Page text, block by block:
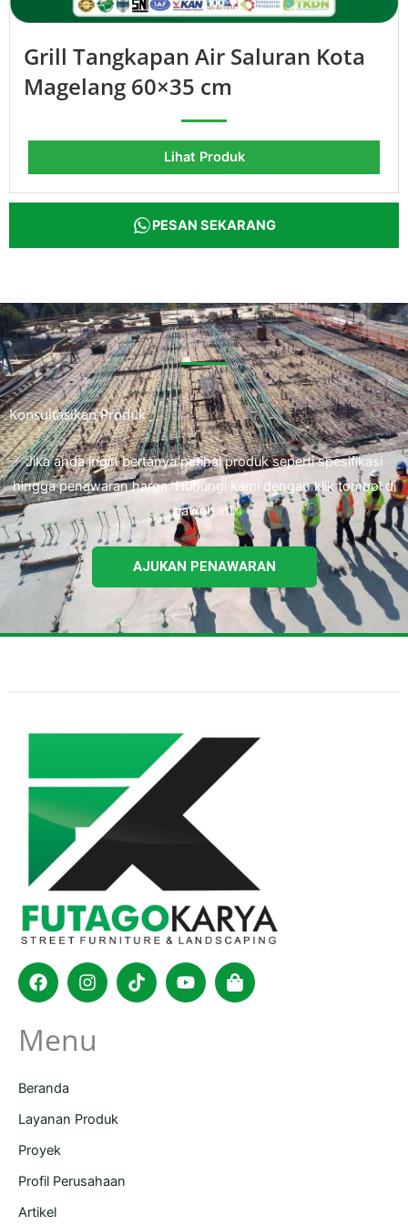
Grill Tangkapan Air Saluran Kota
Magelang 60×35 cm
Lihat Produk
PESAN SEKARANG
Konsultasikan Produk
Jika anda ingin bertanya perihal produk seperti spesifikasi
hingga penawaran harga. Hubungi kami dengan klik tombol di
bawah ini.
AJUKAN PENAWARAN
FacebookInstagram
TiktokYoutubeShopping-
bag
Menu
Beranda
Layanan Produk
Proyek
Profil Perusahaan
Artikel